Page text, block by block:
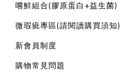
嚐鮮組合(膠原蛋白+益生菌)
微瑕疵專區(請閱讀購買須知)
新會員制度
購物常見問題